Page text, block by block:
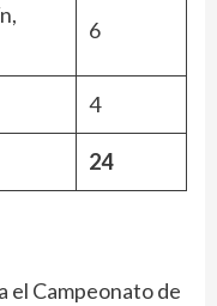
6
4
24
el Campeonato de